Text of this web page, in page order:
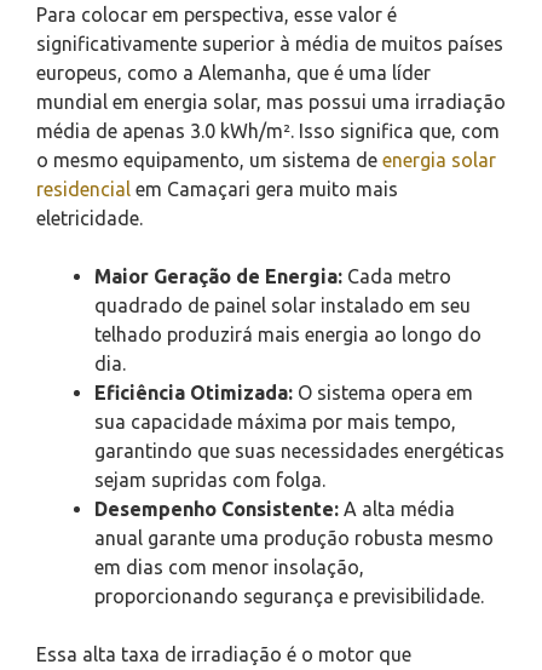
Para colocar em perspectiva, esse valor é
significativamente superior à média de muitos países
europeus, como a Alemanha, que é uma líder
mundial em energia solar, mas possui uma irradiação
média de apenas 3.0 kWh/m². Isso significa que, com
o mesmo equipamento, um sistema de energia solar
residencial em Camaçari gera muito mais
eletricidade.
Maior Geração de Energia: Cada metro
quadrado de painel solar instalado em seu
telhado produzirá mais energia ao longo do
dia.
Eficiência Otimizada: O sistema opera em
sua capacidade máxima por mais tempo,
garantindo que suas necessidades energéticas
sejam supridas com folga.
Desempenho Consistente: A alta média
anual garante uma produção robusta mesmo
em dias com menor insolação,
proporcionando segurança e previsibilidade.
Essa alta taxa de irradiação é o motor que